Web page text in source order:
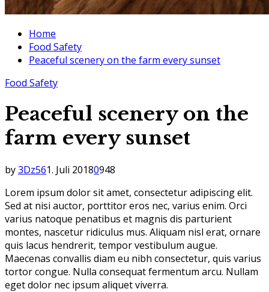
Home
Food Safety
Peaceful scenery on the farm every sunset
Food Safety
Peaceful scenery on the
farm every sunset
by3Dz561. Juli 20180948
Lorem ipsum dolor sit amet, consectetur adipiscing elit.
Sed at nisi auctor, porttitor eros nec, varius enim. Orci
varius natoque penatibus et magnis dis parturient
montes, nascetur ridiculus mus. Aliquam nisl erat, ornare
quis lacus hendrerit, tempor vestibulum augue.
Maecenas convallis diam eu nibh consectetur, quis varius
tortor congue. Nulla consequat fermentum arcu. Nullam
eget dolor nec ipsum aliquet viverra.